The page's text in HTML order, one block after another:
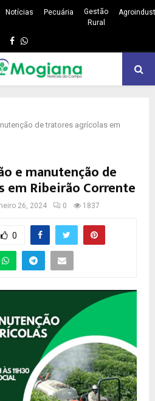
Notícias Pecuária
Gestão
Rural
Facebook
Whatsapp
de tratores agrícolas em
e manutenção de
em Ribeirão Corrente
26, 2024 0 1837
0